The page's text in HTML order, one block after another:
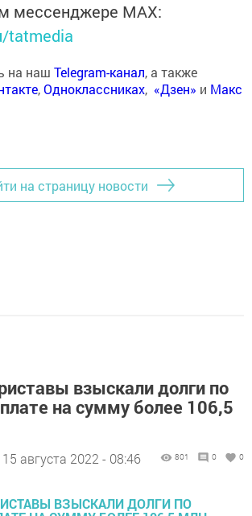
мессенджере MАХ:
tatmedia
на наш Telegram-канал, а также
,Одноклассниках, «Дзен» и Макс
на страницу новости
взыскали долги по
на сумму более 106,5
15 августа 2022 - 08:46 801 0 0